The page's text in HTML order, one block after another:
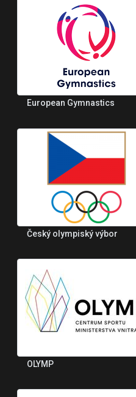
European Gymnastics
Český olympiský výbor
OLYMP